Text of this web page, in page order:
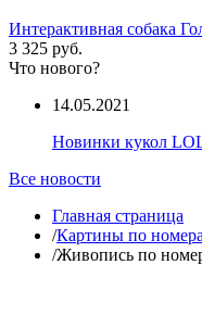
Интерактивная собака
3 325 руб.
Что нового?
14.05.2021
Новинки кукол
Все новости
Главная страница
/Картины по
/Живопись по